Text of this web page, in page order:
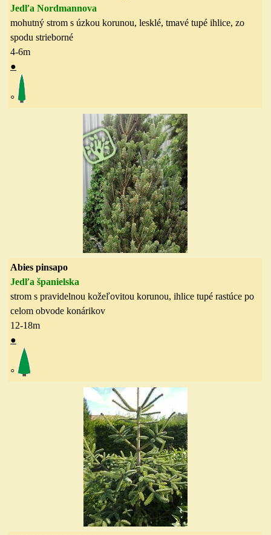
Jedľa Nordmannova
mohutný strom s úzkou korunou, lesklé, tmavé tupé ihlice, zo
spodu strieborné
4-6m
●
◦
Abies pinsapo
Jedľa španielska
strom s pravidelnou kožeľovitou korunou, ihlice tupé rastúce po
celom obvode konárikov
12-18m
●
◦